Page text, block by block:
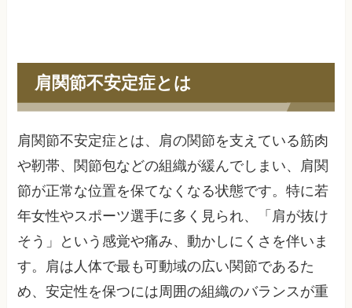
肩関節不安定症とは
肩関節不安定症とは、肩の関節を支えている筋肉
や靭帯、関節包などの組織が緩んでしまい、肩関
節が正常な位置を保てなくなる状態です。特に若
年女性やスポーツ選手に多く見られ、「肩が抜け
そう」という感覚や痛み、動かしにくさを伴いま
す。肩は人体で最も可動域の広い関節であるた
め、安定性を保つには周囲の組織のバランスが重